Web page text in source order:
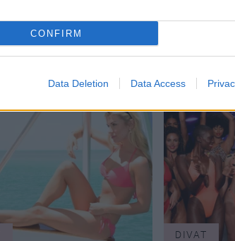
CONFIRM
Data Deletion Data Access
válogass a sloggi
fürdőruhái közül!
DIVAT